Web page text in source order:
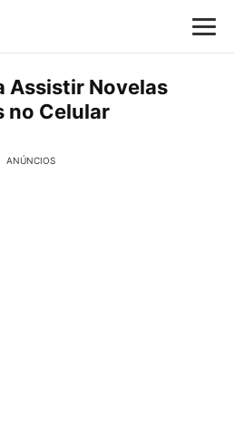
Assistir Novelas
no Celular
ANÚNCIOS